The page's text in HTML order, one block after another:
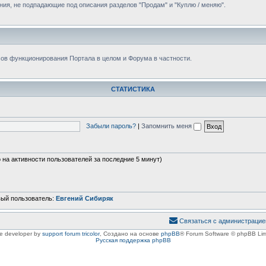
не подпадающие под описания разделов "Продам" и "Куплю / меняю".
функционирования Портала в целом и Форума в частности.
СТАТИСТИКА
Забыли пароль? | Запомнить меня
активности пользователей за последние 5 минут)
пользователь: Евгений Сибиряк
Связаться с
developer by support forum tricolor, Создано на основе phpBB® Forum Software © phpBB
Русская поддержка phpBB